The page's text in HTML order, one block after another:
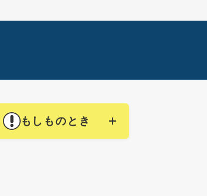
もしものとき